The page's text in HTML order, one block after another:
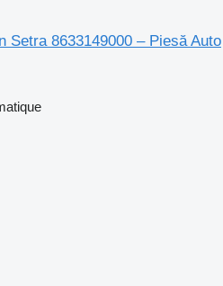
Setra 8633149000 – Piesă Auto